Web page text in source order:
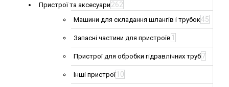
Пристрої та аксесуари 262
Машини для складання шлангів і трубок45
Запасні частини для пристроїв 1
Пристрої для обробки гідравлічних труб7
Інші пристрої 10